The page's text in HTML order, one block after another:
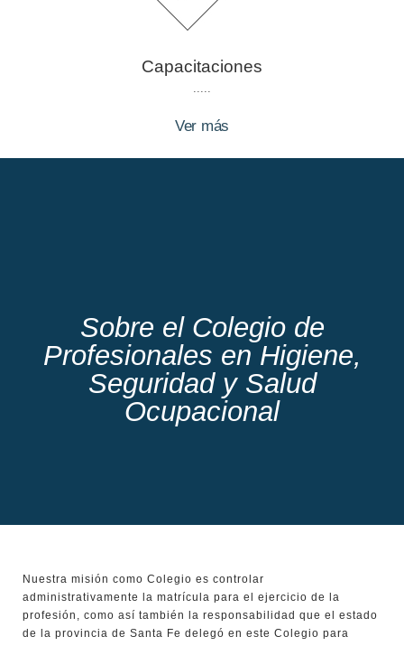
Capacitaciones
.....
Ver más
Sobre el Colegio de
Profesionales en Higiene,
Seguridad y Salud
Ocupacional
Nuestra misión como Colegio es controlar
administrativamente la matrícula para el ejercicio de la
profesión, como así también la responsabilidad que el estado
de la provincia de Santa Fe delegó en este Colegio para